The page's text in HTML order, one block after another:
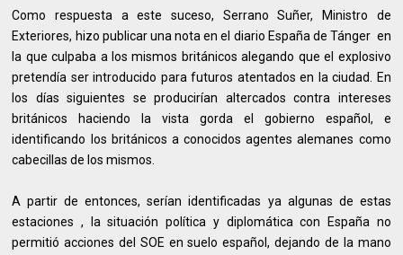
Como respuesta a este suceso, Serrano Suñer, Ministro de
Exteriores, hizo publicar una nota en el diario España de Tánger en
la que culpaba a los mismos británicos alegando que el explosivo
pretendía ser introducido para futuros atentados en la ciudad. En
los días siguientes se producirían altercados contra intereses
británicos haciendo la vista gorda el gobierno español, e
identificando los británicos a conocidos agentes alemanes como
cabecillas de los mismos.
A partir de entonces, serían identificadas ya algunas de estas
estaciones , la situación política y diplomática con España no
permitió acciones del SOE en suelo español, dejando de la mano